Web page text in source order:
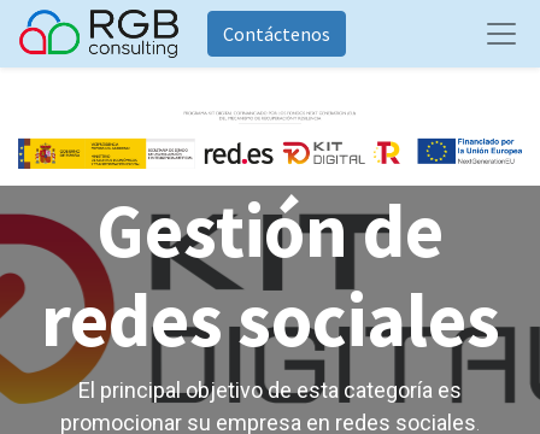
Contáctenos
Gestión de
redes sociales
El principal objetivo de esta categoría es
promocionar su empresa en redes sociales